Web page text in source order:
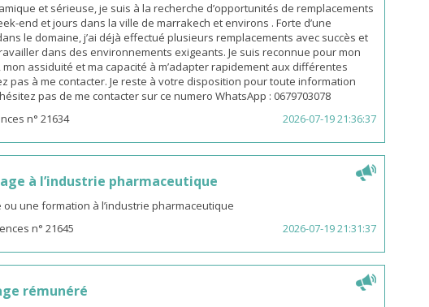
et sérieuse, je suis à la recherche d’opportunités de remplacements
end et jours dans la ville de marrakech et environs . Forte d’une
le domaine, j’ai déjà effectué plusieurs remplacements avec succès et
dans des environnements exigeants. Je suis reconnue pour mon
assiduité et ma capacité à m’adapter rapidement aux différentes
pas à me contacter. Je reste à votre disposition pour toute information
pas de me contacter sur ce numero WhatsApp : 0679703078
n° 21634 2026-07-19 21:36:37
à l’industrie pharmaceutique
ou une formation à l’industrie pharmaceutique
n° 21645 2026-07-19 21:31:37
rémunéré